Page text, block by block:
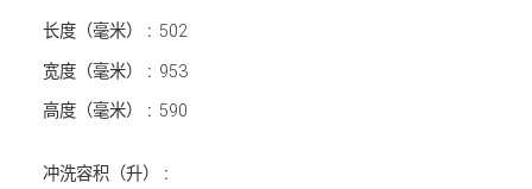
长度（毫米） : 502
宽度（毫米） : 953
高度（毫米） : 590
冲洗容积（升） :